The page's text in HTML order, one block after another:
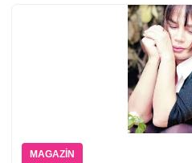
MAGAZIN